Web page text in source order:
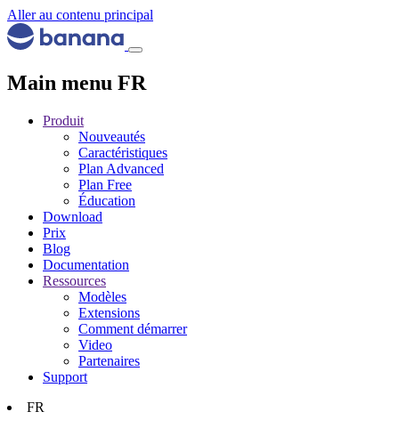
Aller au contenu principal
Main menu FR
Produit
Nouveautés
Caractéristiques
Plan Advanced
Plan Free
Éducation
Download
Prix
Blog
Documentation
Ressources
Modèles
Extensions
Comment démarrer
Video
Partenaires
Support
FR